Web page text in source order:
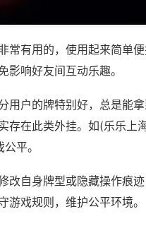
常有用的，使用起来简单
响好友间互动乐趣。
用户的牌特别好，总是能
存在此类外挂。如(乐乐上
平。
改自身牌型或隐藏操作痕迹
戏规则，维护公平环境。